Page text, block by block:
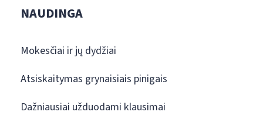
NAUDINGA
Mokesčiai ir jų dydžiai
Atsiskaitymas grynaisiais pinigais
Dažniausiai užduodami klausimai